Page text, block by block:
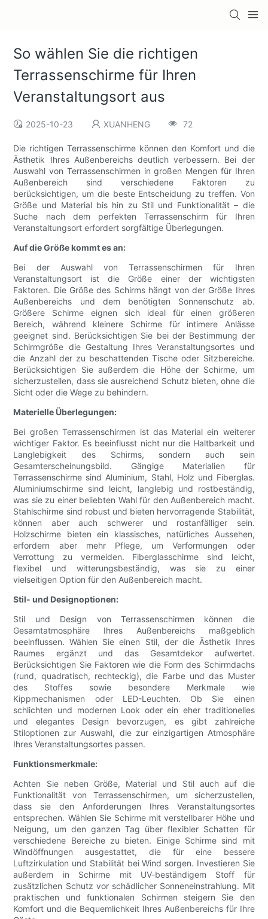
So wählen Sie die richtigen
Terrassenschirme für Ihren
Veranstaltungsort aus
2025-10-23 XUANHENG 72
Die richtigen Terrassenschirme können den Komfort und die
Ästhetik Ihres Außenbereichs deutlich verbessern. Bei der
Auswahl von Terrassenschirmen in großen Mengen für Ihren
Außenbereich sind verschiedene Faktoren zu
berücksichtigen, um die beste Entscheidung zu treffen. Von
Größe und Material bis hin zu Stil und Funktionalität – die
Suche nach dem perfekten Terrassenschirm für Ihren
Veranstaltungsort erfordert sorgfältige Überlegungen.
Auf die Größe kommt es an:
Bei der Auswahl von Terrassenschirmen für Ihren
Veranstaltungsort ist die Größe einer der wichtigsten
Faktoren. Die Größe des Schirms hängt von der Größe Ihres
Außenbereichs und dem benötigten Sonnenschutz ab.
Größere Schirme eignen sich ideal für einen größeren
Bereich, während kleinere Schirme für intimere Anlässe
geeignet sind. Berücksichtigen Sie bei der Bestimmung der
Schirmgröße die Gestaltung Ihres Veranstaltungsortes und
die Anzahl der zu beschattenden Tische oder Sitzbereiche.
Berücksichtigen Sie außerdem die Höhe der Schirme, um
sicherzustellen, dass sie ausreichend Schutz bieten, ohne die
Sicht oder die Wege zu behindern.
Materielle Überlegungen:
Bei großen Terrassenschirmen ist das Material ein weiterer
wichtiger Faktor. Es beeinflusst nicht nur die Haltbarkeit und
Langlebigkeit des Schirms, sondern auch sein
Gesamterscheinungsbild. Gängige Materialien für
Terrassenschirme sind Aluminium, Stahl, Holz und Fiberglas.
Aluminiumschirme sind leicht, langlebig und rostbeständig,
was sie zu einer beliebten Wahl für den Außenbereich macht.
Stahlschirme sind robust und bieten hervorragende Stabilität,
können aber auch schwerer und rostanfälliger sein.
Holzschirme bieten ein klassisches, natürliches Aussehen,
erfordern aber mehr Pflege, um Verformungen oder
Verrottung zu vermeiden. Fiberglasschirme sind leicht,
flexibel und witterungsbeständig, was sie zu einer
vielseitigen Option für den Außenbereich macht.
Stil- und Designoptionen:
Stil und Design von Terrassenschirmen können die
Gesamtatmosphäre Ihres Außenbereichs maßgeblich
beeinflussen. Wählen Sie einen Stil, der die Ästhetik Ihres
Raumes ergänzt und das Gesamtdekor aufwertet.
Berücksichtigen Sie Faktoren wie die Form des Schirmdachs
(rund, quadratisch, rechteckig), die Farbe und das Muster
des Stoffes sowie besondere Merkmale wie
Kippmechanismen oder LED-Leuchten. Ob Sie einen
schlichten und modernen Look oder ein eher traditionelles
und elegantes Design bevorzugen, es gibt zahlreiche
Stiloptionen zur Auswahl, die zur einzigartigen Atmosphäre
Ihres Veranstaltungsortes passen.
Funktionsmerkmale:
Achten Sie neben Größe, Material und Stil auch auf die
Funktionalität von Terrassenschirmen, um sicherzustellen,
dass sie den Anforderungen Ihres Veranstaltungsortes
entsprechen. Wählen Sie Schirme mit verstellbarer Höhe und
Neigung, um den ganzen Tag über flexibler Schatten für
verschiedene Bereiche zu bieten. Einige Schirme sind mit
Windöffnungen ausgestattet, die für eine bessere
Luftzirkulation und Stabilität bei Wind sorgen. Investieren Sie
außerdem in Schirme mit UV-beständigem Stoff für
zusätzlichen Schutz vor schädlicher Sonneneinstrahlung. Mit
praktischen und funktionalen Schirmen steigern Sie den
Komfort und die Bequemlichkeit Ihres Außenbereichs für Ihre